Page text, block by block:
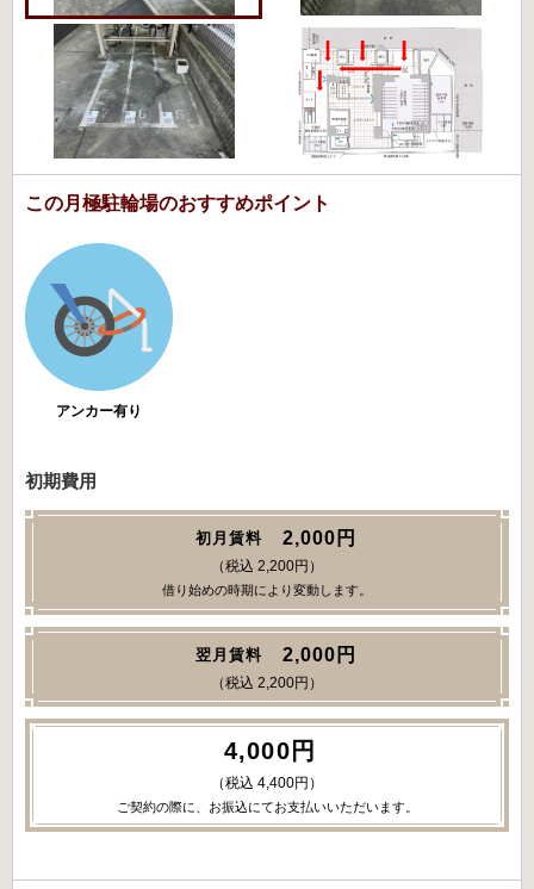
この月極駐輪場のおすすめポイント
アンカー有り
初期費用
初月賃料 2,000円
（税込 2,200円）
借り始めの時期により変動します。
翌月賃料 2,000円
（税込 2,200円）
4,000円
（税込 4,400円）
ご契約の際に、お振込にてお支払いいただいます。